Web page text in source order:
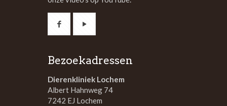
Bezoekadressen
Dierenkliniek Lochem
Albert Hahnweg 74
7242 EJ Lochem